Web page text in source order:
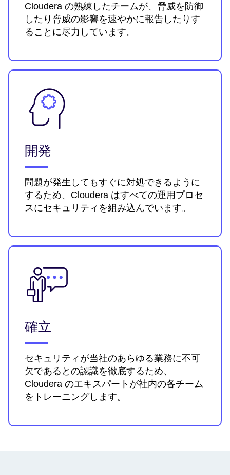
Cloudera の熟練したチームが、脅威を防御
したり脅威の影響を速やかに報告したりす
ることに尽力しています。
開発
問題が発生してもすぐに対処できるように
するため、Cloudera はすべての運用プロセ
スにセキュリティを組み込んでいます。
確立
セキュリティが当社のあらゆる業務に不可
欠であるとの認識を徹底するため、
Cloudera のエキスパートが社内の各チーム
をトレーニングします。